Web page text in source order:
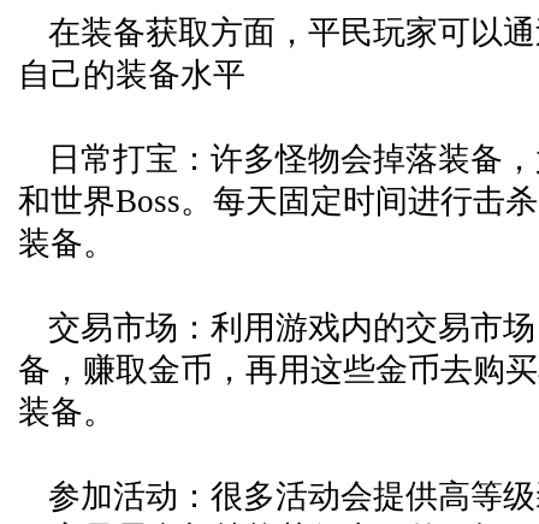
在装备获取方面，平民玩家可以
自己的装备水平
日常打宝：许多怪物会掉落装备
和世界Boss。每天固定时间进行击
装备。
交易市场：利用游戏内的交易市
备，赚取金币，再用这些金币去购
装备。
参加活动：很多活动会提供高等